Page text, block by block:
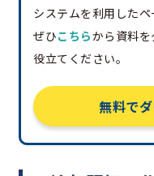
システムを利用したペ
ぜひこちらから資料
役立てください。
無料で